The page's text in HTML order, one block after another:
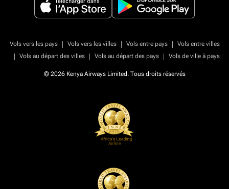
Vols vers les pays | Vols vers les villes | Vols entre pays |
Vols entre villes
|
Vols au départ des villes | Vols au départ des pays | Vols de ville à pays
© 2026 Kenya Airways Limited. Tous droits réservés